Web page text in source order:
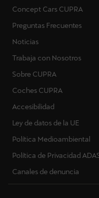
Concept Cars CUPRA
Preguntas Frecuentes
Noticias
Trabaja con Nosotros
Sobre CUPRA
Coches CUPRA
Accesibilidad
Ley de datos de la UE
Política Medioambiental
Política de Privacidad
Canales de denuncia